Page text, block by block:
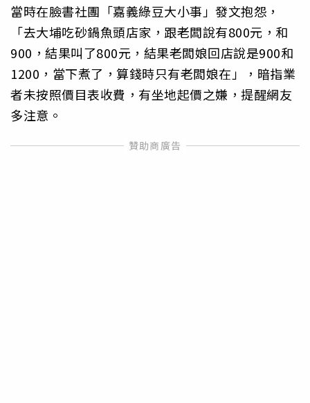
當時在臉書社團「嘉義綠豆大小事」發文抱怨，
「去大埔吃砂鍋魚頭店家，跟老闆說有800元，和
900，結果叫了800元，結果老闆娘回店說是900和
1200，當下煮了，算錢時只有老闆娘在」，暗指業
者未按照價目表收費，有坐地起價之嫌，提醒網友
多注意。